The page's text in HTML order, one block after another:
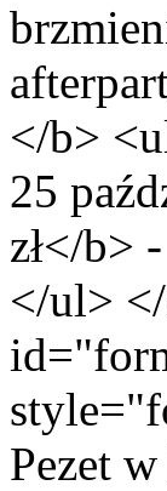
</b>
25
zł</b>
</ul>
Pezet